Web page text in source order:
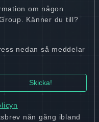
om någon
Känner du till?
nedan så meddelar
nån gång ibland